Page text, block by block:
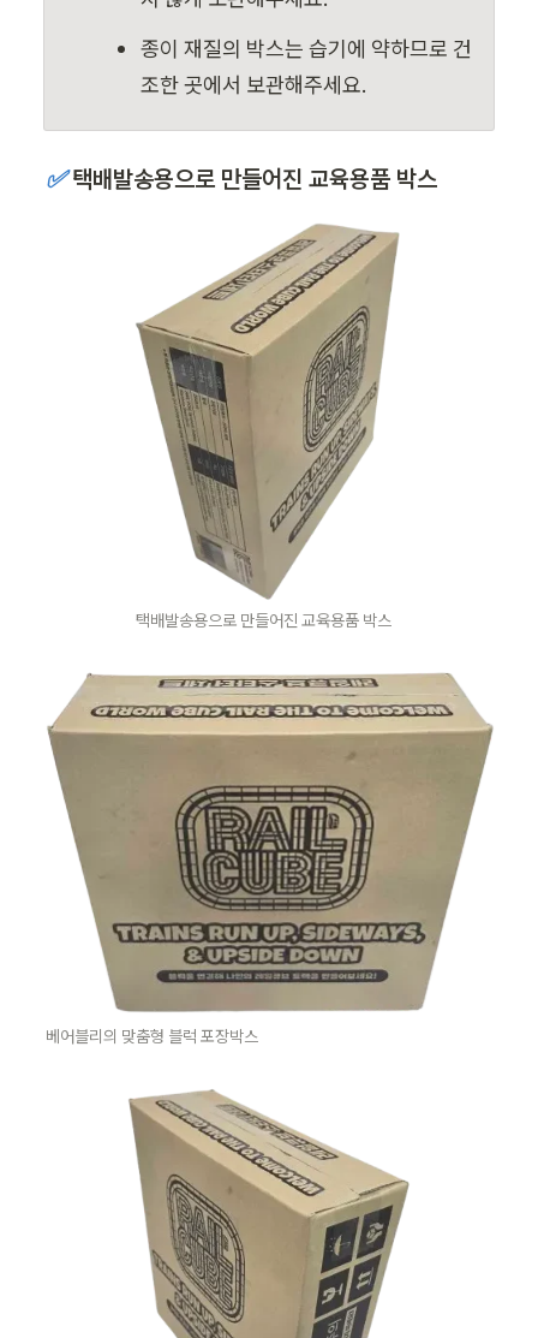
종이 재질의 박스는 습기에 약하므로 건
조한 곳에서 보관해주세요.
✅ 택배발송용으로 만들어진 교육용품 박스
택배발송용으로 만들어진 교육용품 박스
베어블리의 맞춤형 블럭 포장박스